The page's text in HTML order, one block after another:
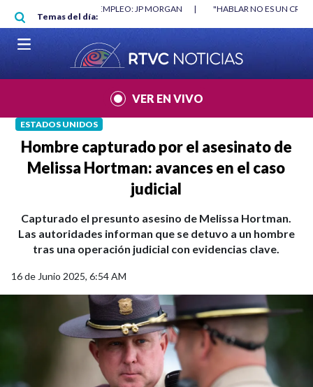
Pasar al contenido principal
Temas del día:
"HABLAR NO ES UN CRIMEN": CARTA DE BETO CORAL |
VER EN VIVO
ESTADOS UNIDOS
Hombre capturado por el asesinato de
Melissa Hortman: avances en el caso
judicial
Capturado el presunto asesino de Melissa Hortman.
Las autoridades informan que se detuvo a un hombre
tras una operación judicial con evidencias clave.
16 de Junio 2025, 6:54 AM